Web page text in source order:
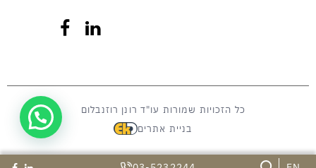
כל הזכויות שמורות עו"ד רונן רוזנבלום
בניית אתרים